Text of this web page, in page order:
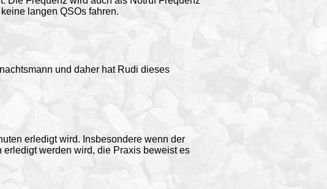
langen QSOs fahren.
und daher hat Rudi dieses
erledigt wird. Insbesondere wenn der
werden wird, die Praxis beweist es